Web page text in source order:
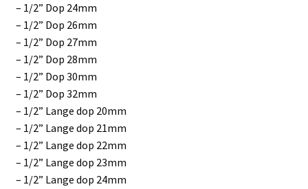
– 1/2” Dop 24mm
– 1/2” Dop 26mm
– 1/2” Dop 27mm
– 1/2” Dop 28mm
– 1/2” Dop 30mm
– 1/2” Dop 32mm
– 1/2” Lange dop 20mm
– 1/2” Lange dop 21mm
– 1/2” Lange dop 22mm
– 1/2” Lange dop 23mm
– 1/2” Lange dop 24mm